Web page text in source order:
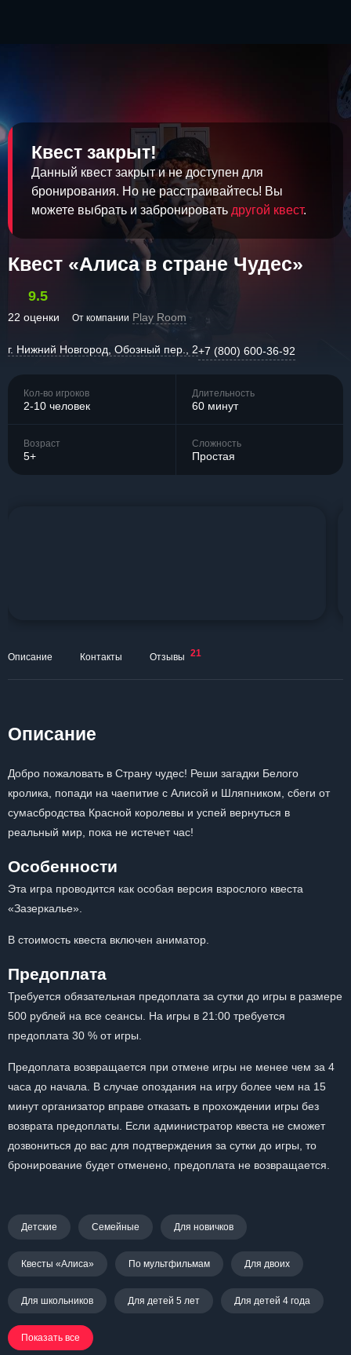
Квест закрыт!
Данный квест закрыт и не доступен для
бронирования. Но не расстраивайтесь! Вы
можете выбрать и забронировать другой квест.
Квест «Алиса в стране Чудес»
9.5
22 оценки От компании Play Room
г. Нижний Новгород, Обозный пер., 2+7 (800) 600-36-92
Кол-во игроков
2-10 человек
Длительность
60 минут
Возраст
5+
Сложность
Простая
Описание Контакты Отзывы 21
Описание
Добро пожаловать в Страну чудес! Реши загадки Белого
кролика, попади на чаепитие с Алисой и Шляпником, сбеги от
сумасбродства Красной королевы и успей вернуться в
реальный мир, пока не истечет час!
Особенности
Эта игра проводится как особая версия взрослого квеста
«Зазеркалье».
В стоимость квеста включен аниматор.
Предоплата
Требуется обязательная предоплата за сутки до игры в размере
500 рублей на все сеансы. На игры в 21:00 требуется
предоплата 30 % от игры.
Предоплата возвращается при отмене игры не менее чем за 4
часа до начала. В случае опоздания на игру более чем на 15
минут организатор вправе отказать в прохождении игры без
возврата предоплаты. Если администратор квеста не сможет
дозвониться до вас для подтверждения за сутки до игры, то
бронирование будет отменено, предоплата не возвращается.
Детские Семейные Для новичков
Квесты «Алиса» По мультфильмам Для двоих
Для школьников Для детей 5 лет Для детей 4 года
Показать все